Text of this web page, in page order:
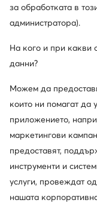
за обработката в
администратора).
На кого и при какви
данни?
Можем да
които ни помагат да
приложението,
маркетингови
предоставят,
инструменти и
услуги, провеждат
нашата